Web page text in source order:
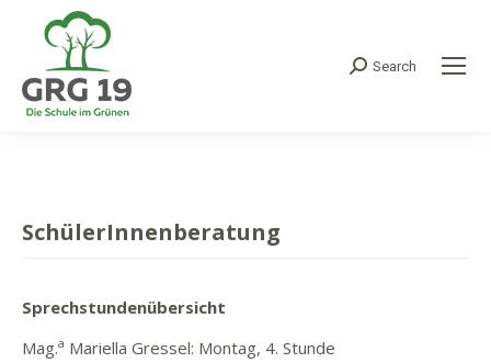
Search:
Search
SchülerInnenberatung
Sprechstundenübersicht
Mag.a Mariella Gressel: Montag, 4. Stunde